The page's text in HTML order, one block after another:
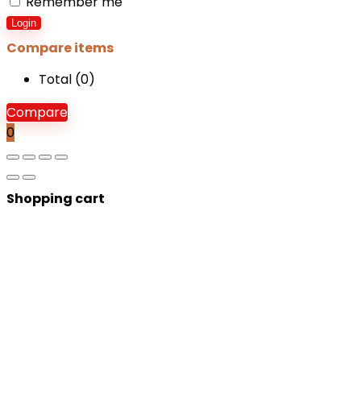
Login
Compare items
Total (0)
Compare
0
Shopping cart